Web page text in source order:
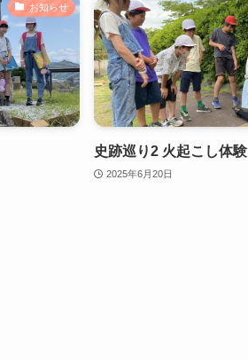
お知らせ
史跡巡り2 火起こし体験
2025年6月20日